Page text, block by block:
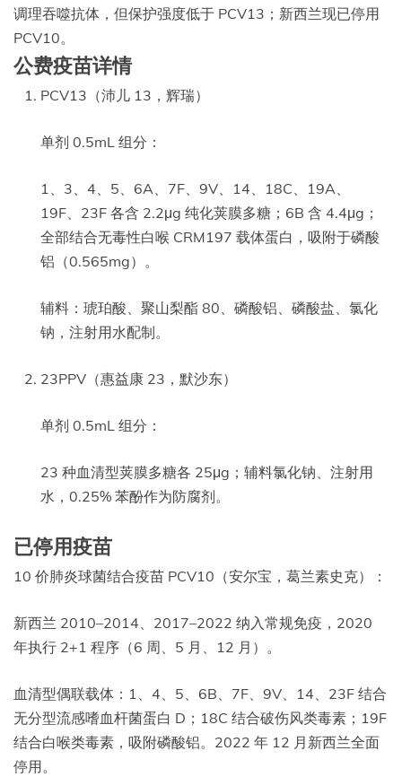
调理吞噬抗体，但保护强度低于 PCV13；新西兰现已停用
PCV10。
公费疫苗详情
PCV13（沛儿 13，辉瑞）
单剂 0.5mL 组分：
1、3、4、5、6A、7F、9V、14、18C、19A、
19F、23F 各含 2.2μg 纯化荚膜多糖；6B 含 4.4μg；
全部结合无毒性白喉 CRM197 载体蛋白，吸附于磷酸
铝（0.565mg）。
辅料：琥珀酸、聚山梨酯 80、磷酸铝、磷酸盐、氯化
钠，注射用水配制。
23PPV（惠益康 23，默沙东）
单剂 0.5mL 组分：
23 种血清型荚膜多糖各 25μg；辅料氯化钠、注射用
水，0.25% 苯酚作为防腐剂。
已停用疫苗
10 价肺炎球菌结合疫苗 PCV10（安尔宝，葛兰素史克）：
新西兰 2010–2014、2017–2022 纳入常规免疫，2020
年执行 2+1 程序（6 周、5 月、12 月）。
血清型偶联载体：1、4、5、6B、7F、9V、14、23F 结合
无分型流感嗜血杆菌蛋白 D；18C 结合破伤风类毒素；19F
结合白喉类毒素，吸附磷酸铝。2022 年 12 月新西兰全面
停用。